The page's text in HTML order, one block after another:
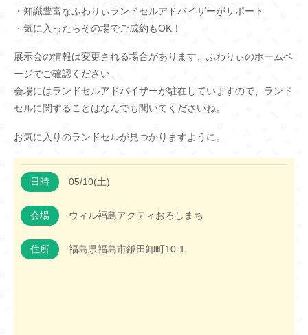
・知識豊富なふわりぃランドセルアドバイザーがサポート
・気に入ったらその場でご成約もOK！
展示会の情報は変更される場合があります、ふわりぃのホームペ
ージでご確認ください。
会場にはランドセルアドバイザーが駐在していますので、ランド
セルに関することはなんでも聞いてくださいね。
お気に入りのランドセルが見つかりますように。
日時 05/10(土)
会場 ウィル福島アクティおろしまち
住所 福島県福島市鎌田卸町10-1